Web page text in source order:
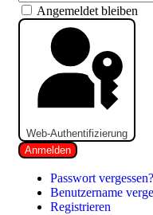
Angemeldet bleiben
Web-Authentifizierung
Anmelden
Passwort vergessen?
Benutzername
Registrieren